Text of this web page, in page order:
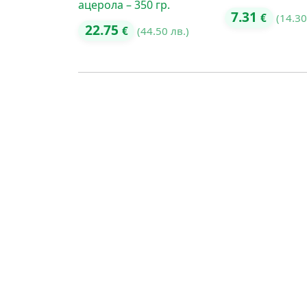
ацерола – 350 гр.
22.75 € (44.50 лв.)
7.31€